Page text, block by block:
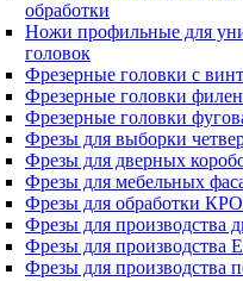
обработки
Ножи профильные для
головок
Фрезерные головки с
Фрезерные головки
Фрезерные головки
Фрезы для выборки
Фрезы для дверных
Фрезы для мебельных
Фрезы для обработки
Фрезы для производства
Фрезы для производства
Фрезы для производства